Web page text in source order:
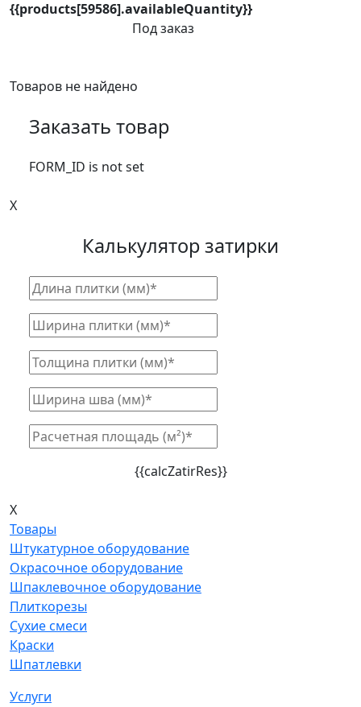
{{products[59586].availableQuantity}}
Под заказ
Товаров не найдено
Заказать товар
FORM_ID is not set
X
Калькулятор затирки
{{calcZatirRes}}
X
Товары
Штукатурное оборудование
Окрасочное оборудование
Шпаклевочное оборудование
Плиткорезы
Сухие смеси
Краски
Шпатлевки
Услуги